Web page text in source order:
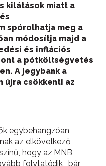
kilátások miatt a
spórolhatja meg a
módosítja majd a
és inflációs
a pótköltségvetés
A jegybank a
újra csökkenti az
egybehangzóan
az elkövetkező
hogy az MNB
folytatódik, bár